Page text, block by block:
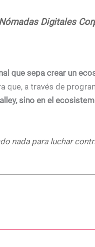
Digitales
que sepa crear un
que, a través de
sino en el
nada para luchar